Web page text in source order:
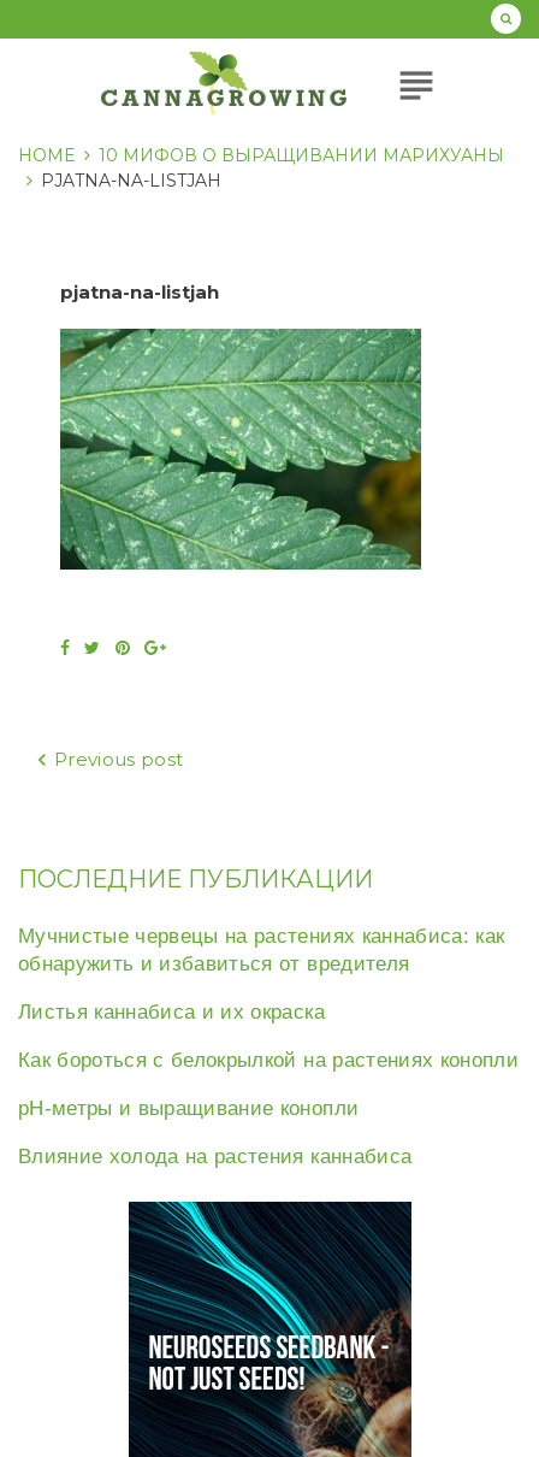
к
subject
HOME
10 МИФОВ О ВЫРАЩИВАНИИ МАРИХУАНЫ
PJATNA-NA-LISTJAH
pjatna-na-listjah
Facebook
TwitterPinterestGoogle+
Навигация
Previous post
ПОСЛЕДНИЕ ПУБЛИКАЦИИ
Мучнистые червецы на растениях каннабиса: как
обнаружить и избавиться от вредителя
Листья каннабиса и их окраска
Как бороться с белокрылкой на растениях конопли
рН-метры и выращивание конопли
Влияние холода на растения каннабиса